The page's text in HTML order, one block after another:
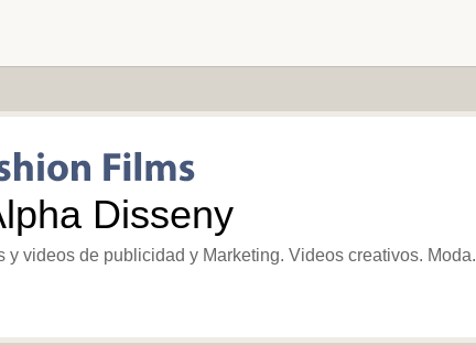
y videos de publicidad y Marketing. Videos creativos. Moda.